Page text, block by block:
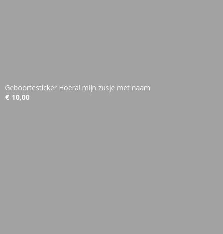
Geboortesticker Hoera! mijn zusje met naam
€ 10,00